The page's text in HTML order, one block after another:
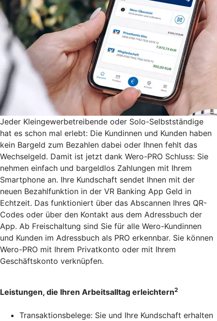
Jeder Kleingewerbetreibende oder Solo-Selbstständige
hat es schon mal erlebt: Die Kundinnen und Kunden haben
kein Bargeld zum Bezahlen dabei oder Ihnen fehlt das
Wechselgeld. Damit ist jetzt dank Wero-PRO Schluss: Sie
nehmen einfach und bargeldlos Zahlungen mit Ihrem
Smartphone an. Ihre Kundschaft sendet Ihnen mit der
neuen Bezahlfunktion in der VR Banking App Geld in
Echtzeit. Das funktioniert über das Abscannen Ihres QR-
Codes oder über den Kontakt aus dem Adressbuch der
App. Ab Freischaltung sind Sie für alle Wero-Kundinnen
und Kunden im Adressbuch als PRO erkennbar. Sie können
Wero-PRO mit Ihrem Privatkonto oder mit Ihrem
Geschäftskonto verknüpfen.
Leistungen, die Ihren Arbeitsalltag erleichtern2
Transaktionsbelege: Sie und Ihre Kundschaft erhalten